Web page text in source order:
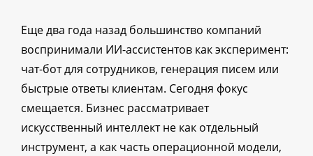
Еще два года назад большинство компаний
воспринимали ИИ-ассистентов как эксперимент:
чат-бот для сотрудников, генерация писем или
быстрые ответы клиентам. Сегодня фокус
смещается. Бизнес рассматривает
искусственный интеллект не как отдельный
инструмент, а как часть операционной модели,